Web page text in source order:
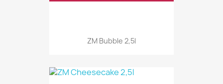
ZM Bubble 2,5l